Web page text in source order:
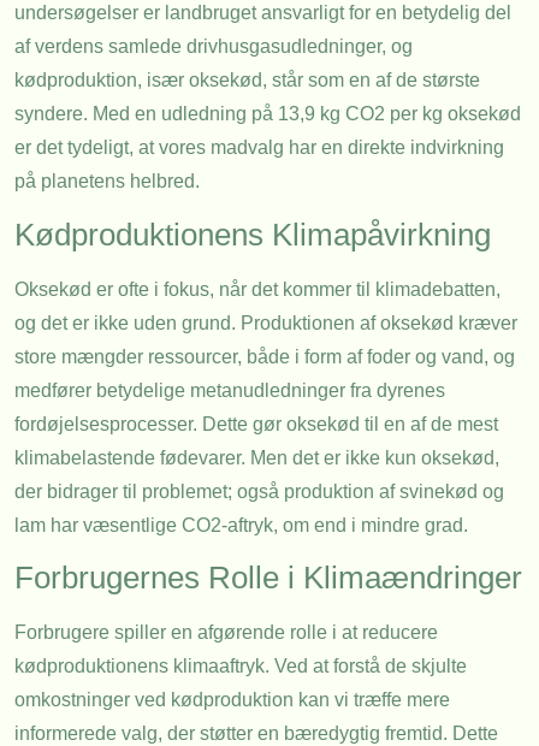
undersøgelser er landbruget ansvarligt for en betydelig del
af verdens samlede drivhusgasudledninger, og
kødproduktion, især oksekød, står som en af de største
syndere. Med en udledning på 13,9 kg CO2 per kg oksekød
er det tydeligt, at vores madvalg har en direkte indvirkning
på planetens helbred.
Kødproduktionens Klimapåvirkning
Oksekød er ofte i fokus, når det kommer til klimadebatten,
og det er ikke uden grund. Produktionen af oksekød kræver
store mængder ressourcer, både i form af foder og vand, og
medfører betydelige metanudledninger fra dyrenes
fordøjelsesprocesser. Dette gør oksekød til en af de mest
klimabelastende fødevarer. Men det er ikke kun oksekød,
der bidrager til problemet; også produktion af svinekød og
lam har væsentlige CO2-aftryk, om end i mindre grad.
Forbrugernes Rolle i Klimaændringer
Forbrugere spiller en afgørende rolle i at reducere
kødproduktionens klimaaftryk. Ved at forstå de skjulte
omkostninger ved kødproduktion kan vi træffe mere
informerede valg, der støtter en bæredygtig fremtid. Dette